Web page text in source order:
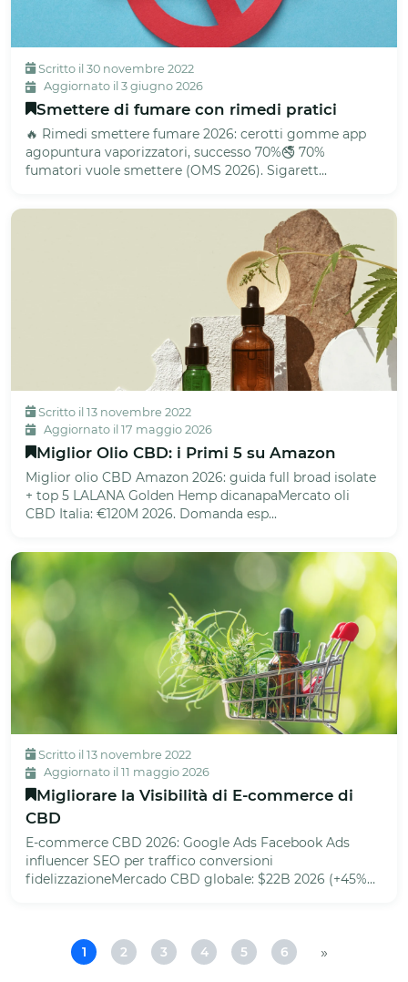
Scritto il 30 novembre 2022
Aggiornato il 3 giugno 2026
Smettere di fumare con rimedi pratici
🔥 Rimedi smettere fumare 2026: cerotti gomme app
agopuntura vaporizzatori, successo 70%🚭 70%
fumatori vuole smettere (OMS 2026). Sigarett...
Scritto il 13 novembre 2022
Aggiornato il 17 maggio 2026
Miglior Olio CBD: i Primi 5 su Amazon
Miglior olio CBD Amazon 2026: guida full broad isolate
+ top 5 LALANA Golden Hemp dicanapaMercato oli
CBD Italia: €120M 2026. Domanda esp...
Scritto il 13 novembre 2022
Aggiornato il 11 maggio 2026
Migliorare la Visibilità di E-commerce di
CBD
E-commerce CBD 2026: Google Ads Facebook Ads
influencer SEO per traffico conversioni
fidelizzazioneMercado CBD globale: $22B 2026 (+45%
1
Pagina
2
Pagina
3
Pagina
4
Pagina
5
Pagina
6
Pagina
»